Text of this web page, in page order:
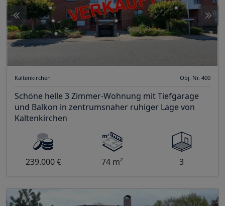
Kaltenkirchen Obj. Nr. 400
Schöne helle 3 Zimmer-Wohnung mit Tiefgarage
und Balkon in zentrumsnaher ruhiger Lage von
Kaltenkirchen
239.000 € 74 m² 3